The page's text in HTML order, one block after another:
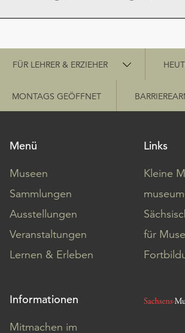
Schnellzugriff
FÜR LEHRER & ERZIEHER
MONTAGS GEÖFFNET
Menü
Museen
Sammlungen
Ausstellungen
Veranstaltungen
Lernen & Erleben
Links
Kleine
für
Informationen
Mitmachen im